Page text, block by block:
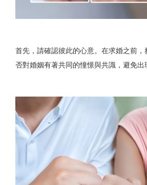
首先，請確認彼此的心意。在求婚之前，
否對婚姻有著共同的憧憬與共識，避免出